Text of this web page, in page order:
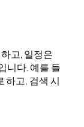
고, 일정은
니다. 예를 들
하고, 검색 시